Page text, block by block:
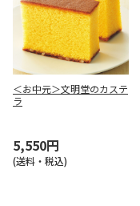
＜お中元＞文明堂のカステ
ラ
5,550円
(送料・税込)